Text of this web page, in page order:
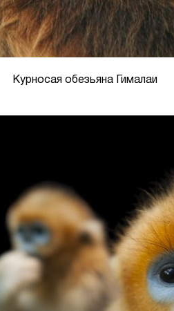
Курносая обезьяна Гималаи